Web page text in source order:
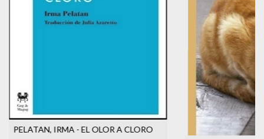
PELATAN, IRMA - EL OLOR A CLORO